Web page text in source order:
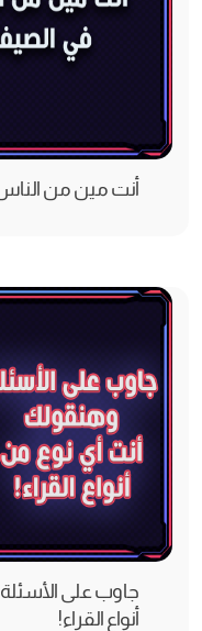
أنت مين من
جاوب على
أنواع القراء!